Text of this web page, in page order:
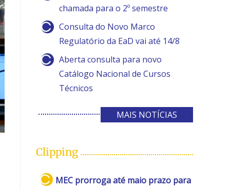
chamada para o 2º semestre
Consulta do Novo Marco
Regulatório da EaD vai até 14/8
Aberta consulta para novo
Catálogo Nacional de Cursos
Técnicos
MAIS NOTÍCIAS
Clipping
MEC prorroga até maio prazo para